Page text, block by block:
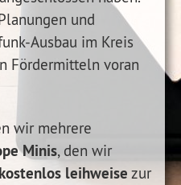
und
Ausbau im Kreis
Fördermitteln voran
wir mehrere
Minis, den wir
kostenlos leihweise zur